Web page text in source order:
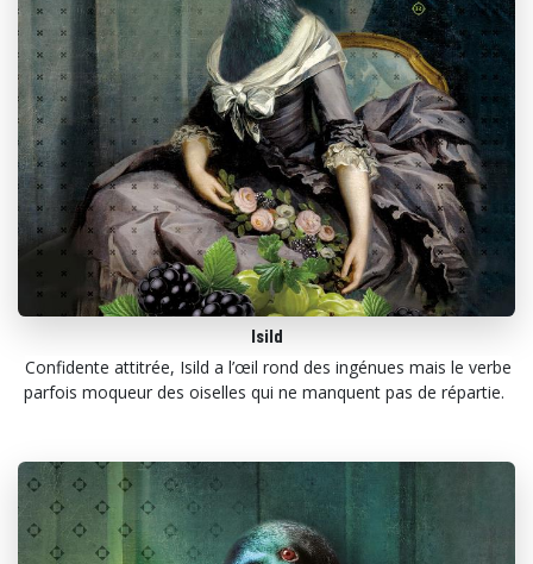
Isild
Confidente attitrée, Isild a l’œil rond des ingénues mais le verbe
parfois moqueur des oiselles qui ne manquent pas de répartie.